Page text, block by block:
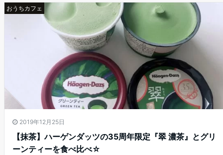
おうちカフェ
2019年12月25日
【抹茶】ハーゲンダッツの35周年限定『翠 濃茶』とグリ
ーンティーを食べ比べ☆